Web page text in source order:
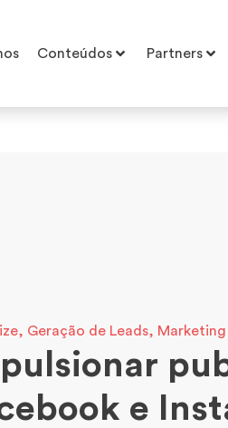
Conteúdos Partners
, Geração de Leads, Marketing
e